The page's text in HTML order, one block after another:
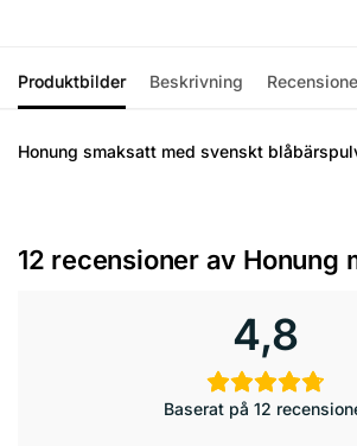
Produktbilder Beskrivning
Honung smaksatt med svenskt
12 recensioner av Honung
4,8
Baserat på 12